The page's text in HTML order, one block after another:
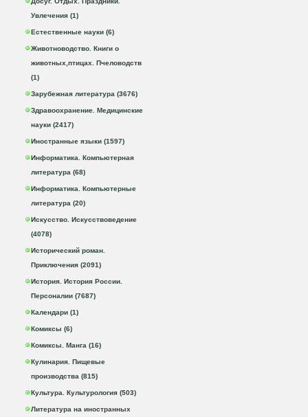
Увлечения (1)
Естественные науки (6)
Животноводство. Книги о
животных,птицах. Пчеловодств
(1)
Зарубежная литература (3676)
Здравоохранение. Медицинские
науки (2417)
Иностранные языки (1597)
Информатика. Компьютерная
литература (68)
Информатика. Компьютерные
литература (20)
Искусство. Искусствоведение
(4078)
Исторический роман.
Приключения (2091)
История. История России.
Персоналии (7687)
Календари (1)
Комиксы (6)
Комиксы. Манга (16)
Кулинария. Пищевые
производства (815)
Культура. Культурология (503)
Литература на иностранных